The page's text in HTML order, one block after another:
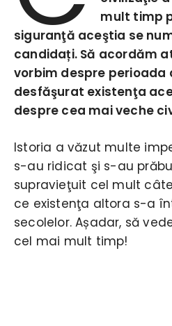
mult timp
siguranţă aceştia se
candidați. Să acordăm
vorbim despre perioada
desfăşurat existenţa
despre cea mai veche
Istoria a văzut multe
s-au ridicat şi s-au
supravieţuit cel mult
ce existenţa altora s-a
secolelor. Așadar, să
cel mai mult timp!